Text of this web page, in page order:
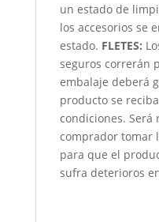
un estado de
los accesorios se
estado. FLETES:
seguros correrán
embalaje deberá
producto se
condiciones.
comprador tomar
para que el
sufra deterioros